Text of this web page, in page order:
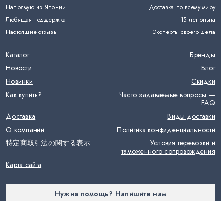
Напрямую из Японии
Доставка по всему миру
Любящая поддержка
15 лет опыта
Настоящие отзывы
Эксперты своего дела
Каталог
Бренды
Новости
Блог
Новинки
Скидки
Как купить?
Часто задаваемые вопросы —
FAQ
Доставка
Виды доставки
О компании
Политика конфиденциальности
特定商取引法の関する表示
Условия перевозки и
таможенного сопровождения
Карта сайта
Нужна помощь? Напишите нам